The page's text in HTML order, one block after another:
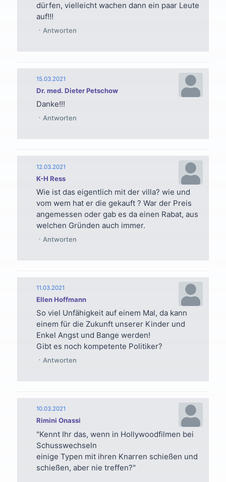
dürfen, vielleicht wachen dann ein paar Leute
auf!!!
Antworten
Dr. med. Dieter Petschow
15.03.2021
Danke!!!
Antworten
K-H Ress
12.03.2021
Wie ist das eigentlich mit der villa? wie und
vom wem hat er die gekauft ? War der Preis
angemessen oder gab es da einen Rabat, aus
welchen Gründen auch immer.
Antworten
Ellen Hoffmann
11.03.2021
So viel Unfähigkeit auf einem Mal, da kann
einem für die Zukunft unserer Kinder und
Enkel Angst und Bange werden!
Gibt es noch kompetente Politiker?
Antworten
Rimini Onassi
10.03.2021
"Kennt Ihr das, wenn in Hollywoodfilmen bei
Schusswechseln
einige Typen mit ihren Knarren schießen und
schießen, aber nie treffen?"